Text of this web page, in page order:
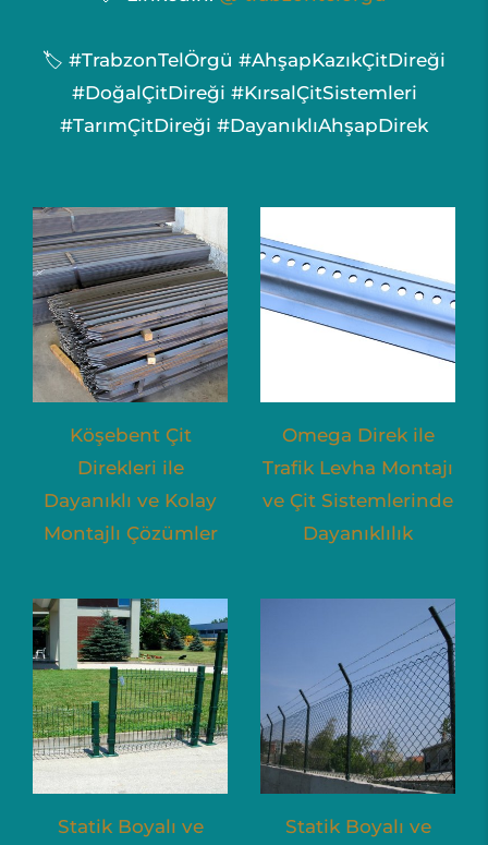
🏷️ #TrabzonTelÖrgü #AhşapKazıkÇitDireği
#DoğalÇitDireği #KırsalÇitSistemleri
#TarımÇitDireği #DayanıklıAhşapDirek
Köşebent Çit
Direkleri ile
Dayanıklı ve Kolay
Montajlı Çözümler
Omega Direk ile
Trafik Levha Montajı
ve Çit Sistemlerinde
Dayanıklılık
Statik Boyalı ve
Statik Boyalı ve